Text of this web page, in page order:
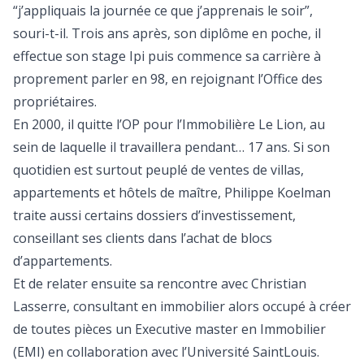
“j’appliquais la journée ce que j’apprenais le soir”,
souri-t-­il. Trois ans après, son diplôme en poche, il
effectue son stage Ipi puis commence sa carrière à
proprement parler en 98, en rejoignant l’Office des
propriétaires.
En 2000, il quitte l’OP pour l’Immobilière Le Lion, au
sein de laquelle il travaillera pendant… 17 ans. Si son
quotidien est surtout peuplé de ventes de villas,
appartements et hôtels de maître, Philippe Koelman
traite aussi certains dossiers d’investissement,
conseillant ses clients dans l’achat de blocs
d’appartements.
Et de relater ensuite sa rencontre avec Christian
Lasserre, consultant en immobilier alors occupé à créer
de toutes pièces un Executive master en Immobilier
(EMI) en collaboration avec l’Université Saint­Louis.